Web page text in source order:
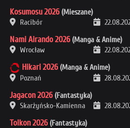
Kosumosu 2026 (Mieszane)
Racibór
Nami Airando 2026 (Manga & Anime)
Wrocław
Hikari 2026 (Manga & Anime)
Poznań
Jagacon 2026 (Fantastyka)
Skarżyńsko-Kamienna
Tolkon 2026 (Fantastyka)